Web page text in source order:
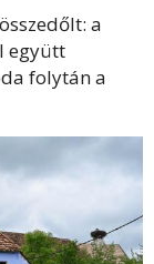
a
együtt
folytán a